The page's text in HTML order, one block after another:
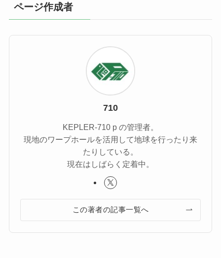
ページ作成者
710
KEPLER-710 p の管理者。
現地のワープホールを活用して地球を行ったり来
たりしている。
現在はしばらく定着中。
この著者の記事一覧へ